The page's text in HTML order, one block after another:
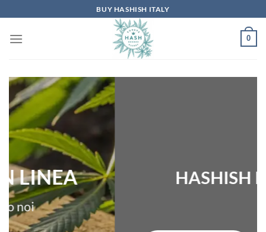
to
content
BUY HASHISH ITALY
0
HASHISH PURO